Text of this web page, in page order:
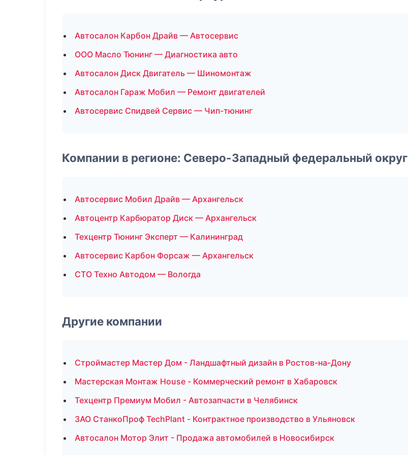
Автосалон Карбон Драйв — Автосервис
ООО Масло Тюнинг — Диагностика авто
Автосалон Диск Двигатель — Шиномонтаж
Автосалон Гараж Мобил — Ремонт двигателей
Автосервис Спидвей Сервис — Чип-тюнинг
Компании в регионе: Северо-Западный федеральный округ
Автосервис Мобил Драйв — Архангельск
Автоцентр Карбюратор Диск — Архангельск
Техцентр Тюнинг Эксперт — Калининград
Автосервис Карбон Форсаж — Архангельск
СТО Техно Автодом — Вологда
Другие компании
Строймастер Мастер Дом - Ландшафтный дизайн в Ростов-на-Дону
Мастерская Монтаж House - Коммерческий ремонт в Хабаровск
Техцентр Премиум Мобил - Автозапчасти в Челябинск
ЗАО СтанкоПроф TechPlant - Контрактное производство в Ульяновск
Автосалон Мотор Элит - Продажа автомобилей в Новосибирск